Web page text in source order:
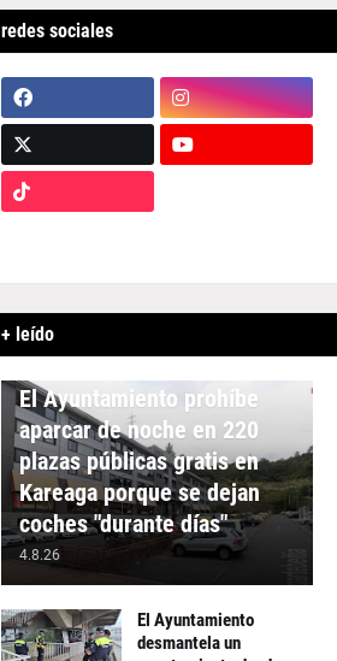
redes sociales
+ leído
APARCAMIENTO
El Ayuntamiento prohíbe
aparcar de noche en 220
plazas públicas gratis en
Kareaga porque se dejan
coches "durante días"
4.8.26
El Ayuntamiento
desmantela un